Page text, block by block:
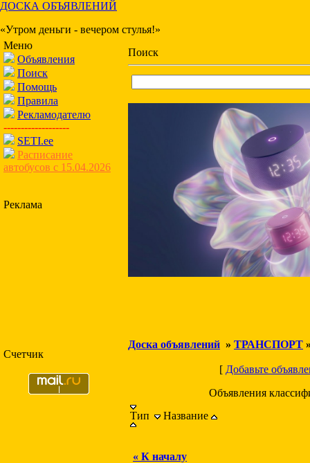
ДОСКА ОБЪЯВЛЕНИЙ
«Утром деньги - вечером стулья!»
Меню
Объявления
Поиск
Помощь
Правила
Рекламодателю
-------------------
SETI.ee
Расписание
автобусов с 15.04.2026
Реклама
Счетчик
Поиск
Доска объявлений » ТРАНСПОРТ
[ Добавьте
Объявления
Тип
Название
« К началу